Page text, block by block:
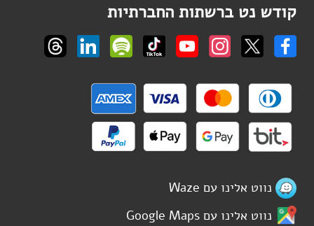
קודש נט ברשתות החברתיות
נווט אלינו עם Waze
נווט אלינו עם Google Maps